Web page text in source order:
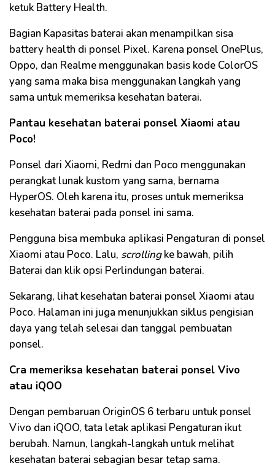
ketuk Battery Health.
Bagian Kapasitas baterai akan menampilkan sisa
battery health di ponsel Pixel. Karena ponsel OnePlus,
Oppo, dan Realme menggunakan basis kode ColorOS
yang sama maka bisa menggunakan langkah yang
sama untuk memeriksa kesehatan baterai.
Pantau kesehatan baterai ponsel Xiaomi atau
Poco!
Ponsel dari Xiaomi, Redmi dan Poco menggunakan
perangkat lunak kustom yang sama, bernama
HyperOS. Oleh karena itu, proses untuk memeriksa
kesehatan baterai pada ponsel ini sama.
Pengguna bisa membuka aplikasi Pengaturan di ponsel
Xiaomi atau Poco. Lalu, scrollingke bawah, pilih
Baterai dan klik opsi Perlindungan baterai.
Sekarang, lihat kesehatan baterai ponsel Xiaomi atau
Poco. Halaman ini juga menunjukkan siklus pengisian
daya yang telah selesai dan tanggal pembuatan
ponsel.
Cra memeriksa kesehatan baterai ponsel Vivo
atau iQOO
Dengan pembaruan OriginOS 6 terbaru untuk ponsel
Vivo dan iQOO, tata letak aplikasi Pengaturan ikut
berubah. Namun, langkah-langkah untuk melihat
kesehatan baterai sebagian besar tetap sama.